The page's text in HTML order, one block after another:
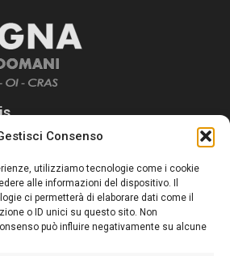
Consenso
utilizziamo tecnologie come i cookie
alle informazioni del dispositivo. Il
ci permetterà di elaborare dati come il
o ID unici su questo sito. Non
può influire negativamente su alcune
nasce per informare “liberamente” i
in Sardegna, con un occhio rivolto al
al nostro futuro